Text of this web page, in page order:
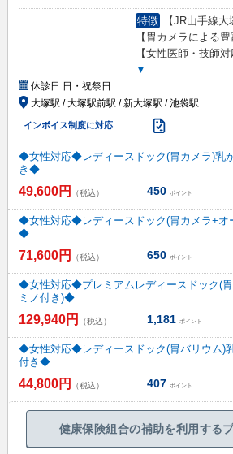
特徴
【JR山手線
【胃カメラによる
【女性医師・技師対
▼
休診日:日・祝祭日
大塚駅 / 大塚駅前駅 / 新大塚駅 / 池袋駅
インボイス制度に対応
◆女性対応◆レディースドック(胃カメラ)乳
き◆
49,600円 （税込） 450 ポイント
◆女性対応◆レディースドック(胃カメラ+オ
◆
71,600円 （税込） 650 ポイント
◆女性対応◆プレミアムレディースドック(
ミノ付き)◆
129,940円 （税込） 1,181 ポイント
◆女性対応◆レディースドック(胃バリウム)
付き◆
44,800円 （税込） 407 ポイント
健康保険組合の補助を利用する